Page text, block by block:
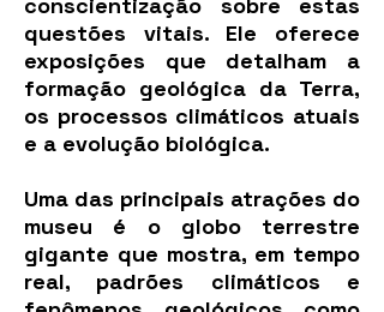
questões vitais. Ele oferece
exposições que detalham a
formação geológica da Terra,
os processos climáticos atuais
e a evolução biológica.
Uma das principais atrações do
museu é o globo terrestre
gigante que mostra, em tempo
real, padrões climáticos e